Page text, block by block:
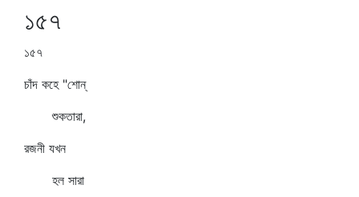
১৫৭
১৫৭
চাঁদ কহে "শোন্‌
শুকতারা,
রজনী যখন
হল সারা